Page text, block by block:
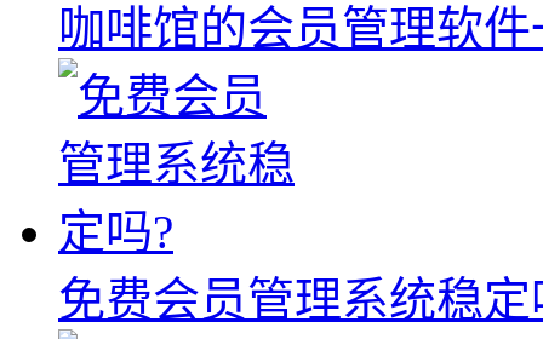
咖啡馆的会员管理软
免费会员管理系统稳定